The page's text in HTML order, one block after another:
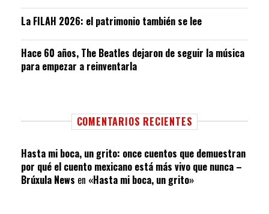
La FILAH 2026: el patrimonio también se lee
Hace 60 años, The Beatles dejaron de seguir la música
para empezar a reinventarla
COMENTARIOS RECIENTES
Hasta mi boca, un grito: once cuentos que demuestran
por qué el cuento mexicano está más vivo que nunca –
Brúxula News en «Hasta mi boca, un grito»